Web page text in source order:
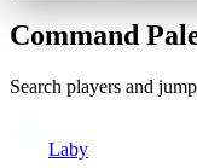
Command
Search players and
Laby